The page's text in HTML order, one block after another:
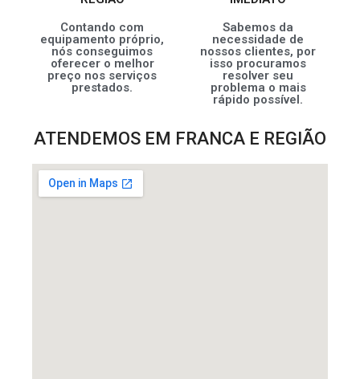
Contando com
equipamento próprio,
nós conseguimos
oferecer o melhor
preço nos serviços
prestados.
Sabemos da
necessidade de
nossos clientes, por
isso procuramos
resolver seu
problema o mais
rápido possível.
ATENDEMOS EM FRANCA E REGIÃO